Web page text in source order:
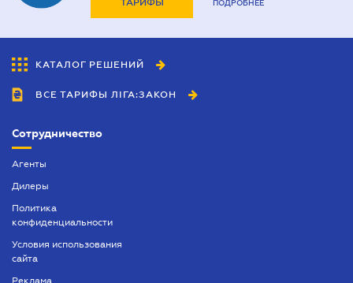
ТАРИФЫ ПОДРОБНЕЕ
КАТАЛОГ РЕШЕНИЙ
ВСЕ ТАРИФЫ ЛІГА:ЗАКОН
Сотрудничество
Агенты
Дилеры
Политика
конфиденциальности
Условия использования
сайта
Реклама